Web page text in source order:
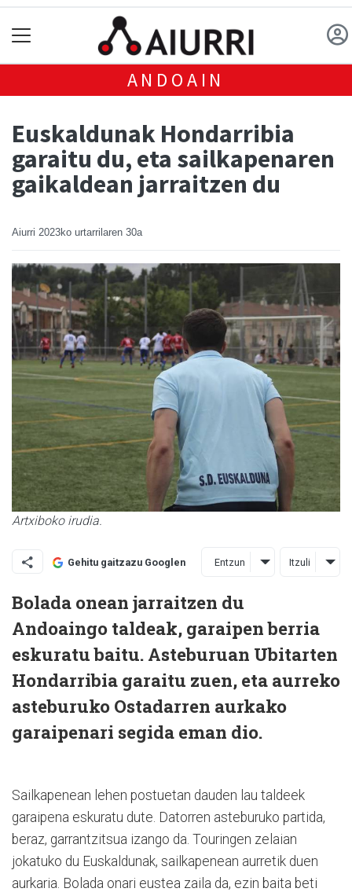
ANDOAIN
Euskaldunak Hondarribia
garaitu du, eta sailkapenaren
gaikaldean jarraitzen du
Aiurri 2023ko urtarrilaren 30a
Artxiboko irudia.
Gehitu gaitzazu Googlen Entzun Itzuli
Bolada onean jarraitzen du
Andoaingo taldeak, garaipen berria
eskuratu baitu. Asteburuan Ubitarten
Hondarribia garaitu zuen, eta aurreko
asteburuko Ostadarren aurkako
garaipenari segida eman dio.
Sailkapenean lehen postuetan dauden lau taldeek
garaipena eskuratu dute. Datorren asteburuko partida,
beraz, garrantzitsua izango da. Touringen zelaian
jokatuko du Euskaldunak, sailkapenean aurretik duen
aurkaria. Bolada onari eustea zaila da, ezin baita beti